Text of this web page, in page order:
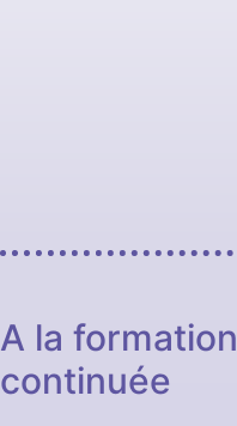
A la formation
continuée